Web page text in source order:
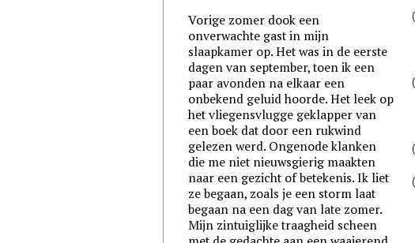
Vorige zomer dook een
onverwachte gast in mijn
slaapkamer op. Het was in de eerste
dagen van september, toen ik een
paar avonden na elkaar een
onbekend geluid hoorde. Het leek op
het vliegensvlugge geklapper van
een boek dat door een rukwind
gelezen werd. Ongenode klanken
die me niet nieuwsgierig maakten
naar een gezicht of betekenis. Ik liet
ze begaan, zoals je een storm laat
begaan na een dag van late zomer.
Mijn zintuiglijke traagheid scheen